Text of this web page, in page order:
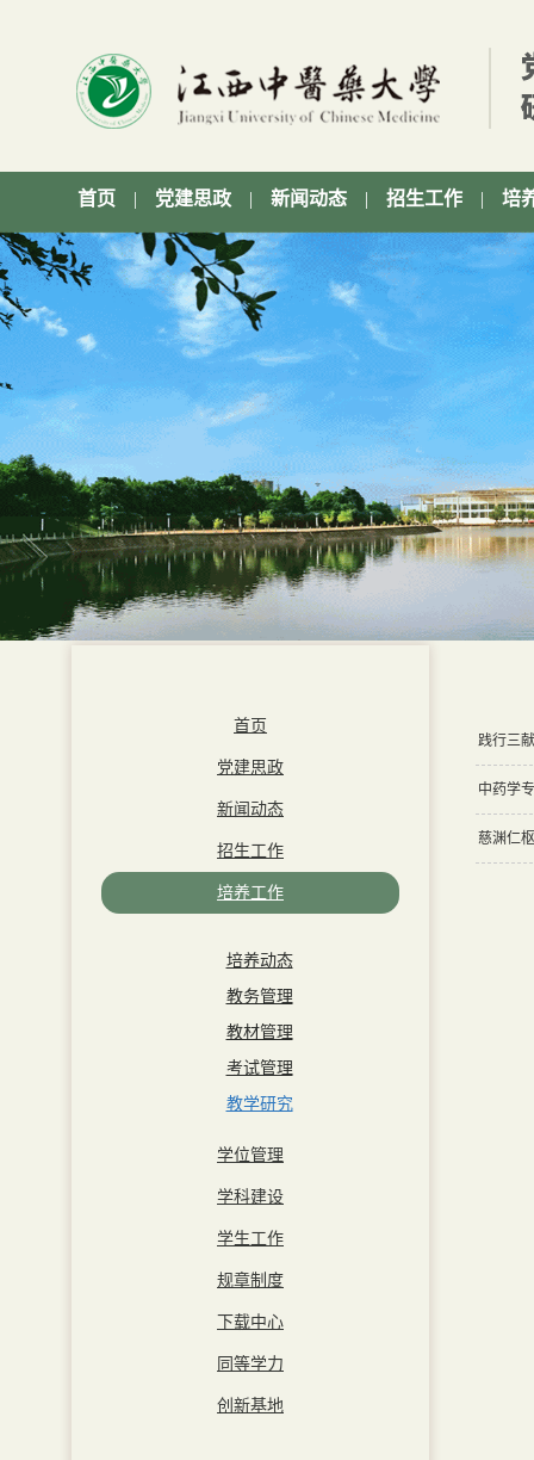
首页 | 党建思政 | 新闻动态 | 招生工作 | 培
首页
党建思政
新闻动态
招生工作
培养工作
培养动态
教务管理
教材管理
考试管理
教学研究
学位管理
学科建设
学生工作
规章制度
下载中心
同等学力
创新基地
践行三
中药学
慈渊仁